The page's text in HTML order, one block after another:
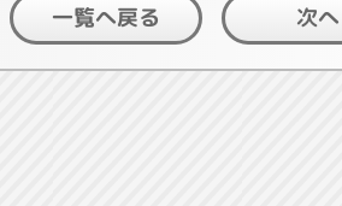
一覧へ戻る 次へ